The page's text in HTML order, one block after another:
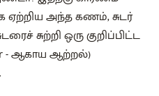
அந்த கணம், சுடர்
சுற்றி ஒரு குறிப்பிட்ட
- ஆகாய ஆற்றல்)